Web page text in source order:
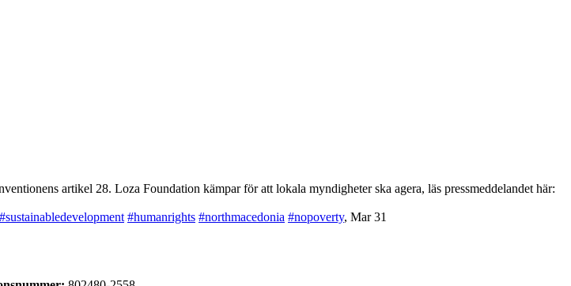
artikel 28. Loza Foundation kämpar för att lokala myndigheter ska agera, läs pressmeddelandet här:
#sustainabledevelopment #humanrights #northmacedonia #nopoverty, Mar 31